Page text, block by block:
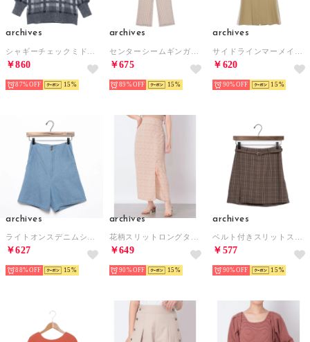
archives
￥860
87% 15
archives
￥675
89% 15
archives
￥620
90% 15
archives
￥627
88% 15
archives
￥649
90% 15
archives
￥577
90% 15